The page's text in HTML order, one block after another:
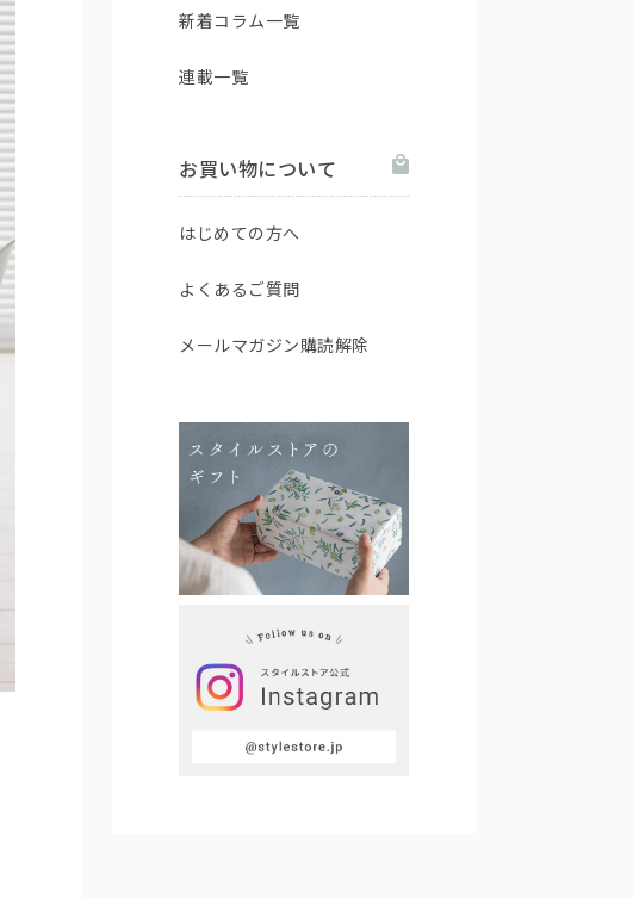
新着コラム一覧
連載一覧
お買い物について
はじめての方へ
よくあるご質問
メールマガジン購読解除